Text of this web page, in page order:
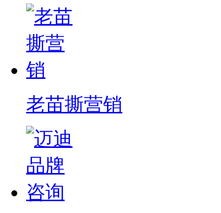
老苗撕营销